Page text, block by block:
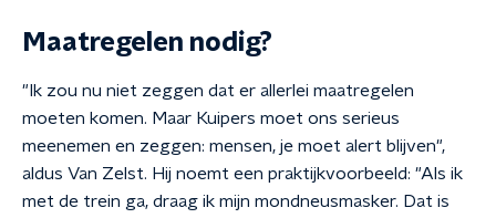
Maatregelen nodig?
"Ik zou nu niet zeggen dat er allerlei maatregelen
moeten komen. Maar Kuipers moet ons serieus
meenemen en zeggen: mensen, je moet alert blijven",
aldus Van Zelst. Hij noemt een praktijkvoorbeeld: "Als ik
met de trein ga, draag ik mijn mondneusmasker. Dat is